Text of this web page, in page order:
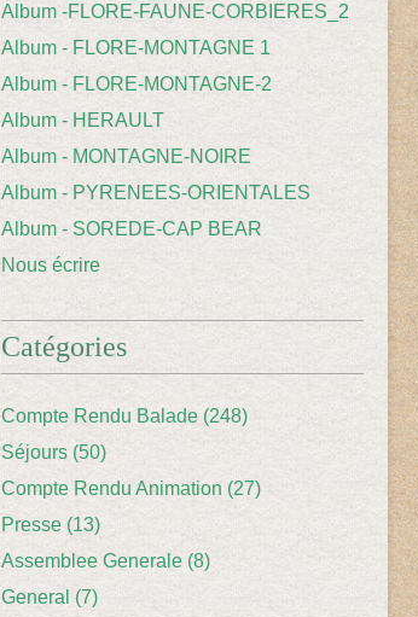
Album -FLORE-FAUNE-CORBIERES_2
Album - FLORE-MONTAGNE 1
Album - FLORE-MONTAGNE-2
Album - HERAULT
Album - MONTAGNE-NOIRE
Album - PYRENEES-ORIENTALES
Album - SOREDE-CAP BEAR
Nous écrire
Catégories
Compte Rendu Balade (248)
Séjours (50)
Compte Rendu Animation (27)
Presse (13)
Assemblee Generale (8)
General (7)